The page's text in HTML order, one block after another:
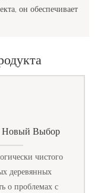
он обеспечивает
Выбор
чистого
деревянных
о проблемах с